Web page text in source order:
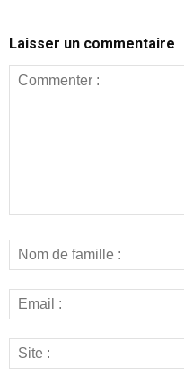
Laisser un commentaire